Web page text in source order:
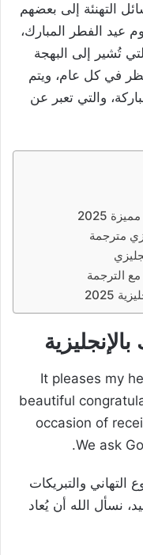
التهنئة إلى بعضهم
عيد الفطر المبارك،
تُشير إلى البهجة
في كل عام، ويتم
والتي تعبر عن
2025
مترجمة
الترجمة
2025
It pleases my
beautiful
occasion of
We ask
والتبريكات
نسأل الله أن يُعاد